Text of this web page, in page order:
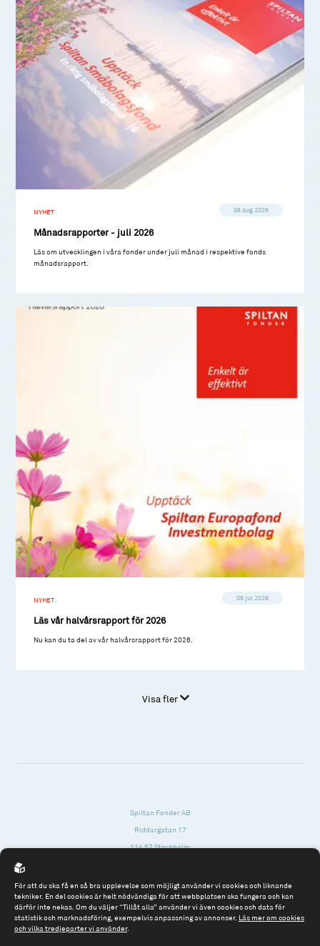
NYHET 06 aug 2026
Månadsrapporter - juli 2026
Läs om utvecklingen i våra fonder under juli månad i respektive fonds
månadsrapport.
NYHET 08 jul 2026
Läs vår halvårsrapport för 2026
Nu kan du ta del av vår halvårsrapport för 2026.
Visa fler
Spiltan Fonder AB
Riddargatan 17
114 57 Stockholm
Tel: 08 - 545 813 40
För att du ska få en så bra upplevelse som möjligt använder vi cookies och liknande
tekniker. En del cookies är helt nödvändiga för att webbplatsen ska fungera och kan
därför inte nekas. Om du väljer “Tillåt alla” använder vi även cookies och data för
statistik och marknadsföring, exempelvis anpassning av annonser. Läs mer om cookies
och vilka tredjeparter vi använder.